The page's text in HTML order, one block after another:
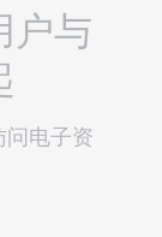
户与
电子资